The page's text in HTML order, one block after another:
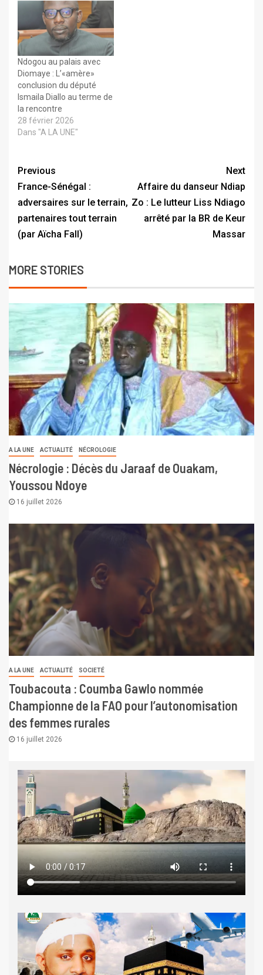
Ndogou au palais avec
Diomaye : L’«amère»
conclusion du député
Ismaila Diallo au terme de
la rencontre
28 février 2026
Dans "A LA UNE"
Previous
France-Sénégal :
adversaires sur le terrain,
partenaires tout terrain
(par Aïcha Fall)
Next
Affaire du danseur Ndiap
Zo : Le lutteur Liss Ndiago
arrêté par la BR de Keur
Massar
MORE STORIES
A LA UNE ACTUALITÉ NÉCROLOGIE
Nécrologie : Décès du Jaraaf de Ouakam,
Youssou Ndoye
16 juillet 2026
A LA UNE ACTUALITÉ SOCIETÉ
Toubacouta : Coumba Gawlo nommée
Championne de la FAO pour l’autonomisation
des femmes rurales
16 juillet 2026